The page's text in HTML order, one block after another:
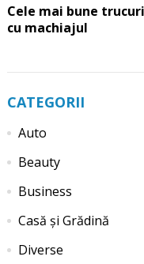
Cele mai bune
cu machiajul
CATEGORII
Auto
Beauty
Business
Casă și Grădină
Diverse